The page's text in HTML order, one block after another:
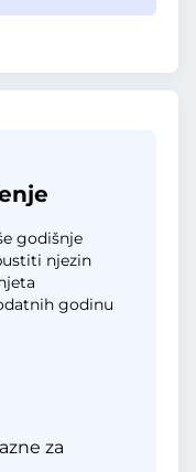
godišnje
njezin
godinu
za